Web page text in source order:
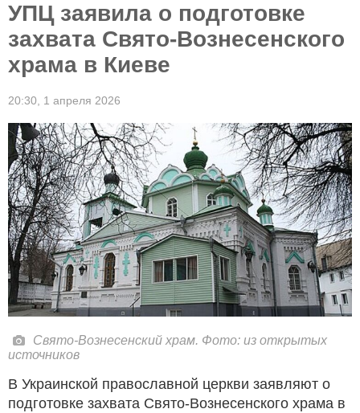
УПЦ заявила о подготовке
захвата Свято-Вознесенского
храма в Киеве
20:30, 1 апреля 2026
Свято-Вознесенский храм. Фото: из открытых
источников
В Украинской православной церкви заявляют о
подготовке захвата Свято-Вознесенского храма в